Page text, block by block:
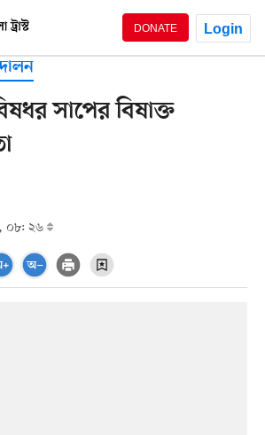
DONATE Login
সাপের বিষাক্ত
০৮: ২৬